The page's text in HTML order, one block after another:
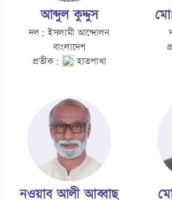
আব্দুল কুদ্দুস
দল: ইসলামী আন্দোলন
বাংলাদেশ
প্রতীক:
হাতপাখা
নওয়াব আলী আব্বাছ